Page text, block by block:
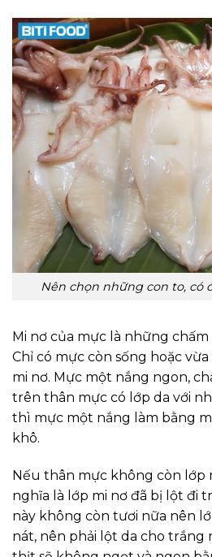
Nên chọn những con to, có
Mi nơ của mực là những
Chỉ có mực còn sống hoặc
mi nơ. Mực một nắng ngon,
trên thân mực có lớp da với
thì mực một nắng làm bằng
khô.
Nếu thân mực không còn lớp
nghĩa là lớp mi nơ đã bị lột đi
này không còn tươi nữa nên
nát, nên phải lột da cho trắng